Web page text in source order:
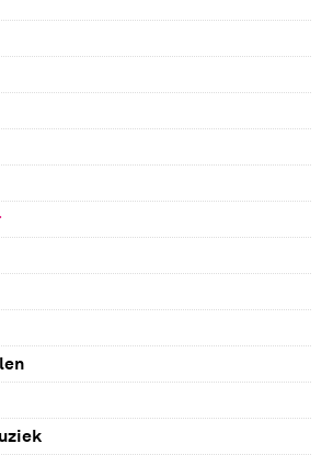
Lichtolie
Licht oliën